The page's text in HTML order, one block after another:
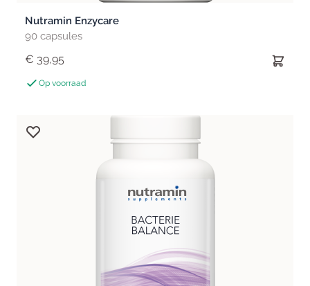
Nutramin Enzycare
90 capsules
€ 39,95
Op voorraad